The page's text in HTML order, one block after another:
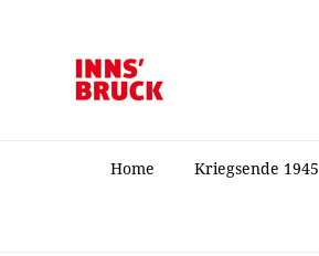
Home Kriegsende 1945